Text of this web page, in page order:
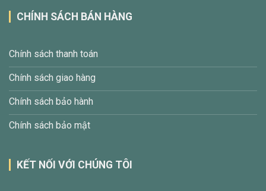
CHÍNH SÁCH BÁN HÀNG
Chính sách thanh toán
Chính sách giao hàng
Chính sách bảo hành
Chính sách bảo mật
KẾT NỐI VỚI CHÚNG TÔI